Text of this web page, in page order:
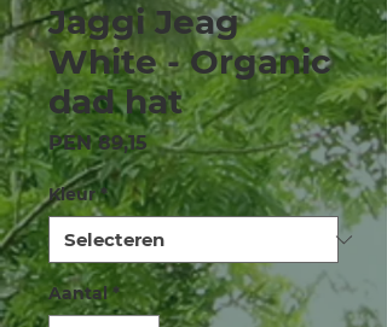
Jaggi Jeag
White - Organic
dad hat
PEN 89,15Prijs
Kleur *
Aantal *